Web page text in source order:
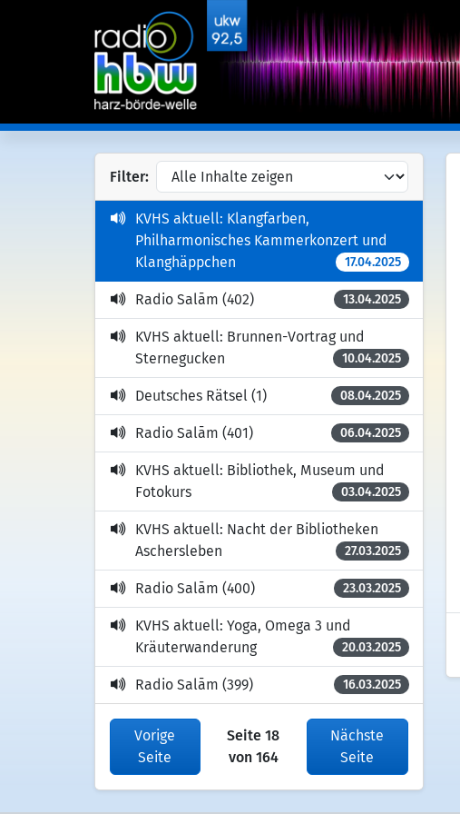
Filter:
KVHS aktuell: Klangfarben,
Philharmonisches Kammerkonzert und
Klanghäppchen
17.04.2025
Radio Salām (402) 13.04.2025
KVHS aktuell: Brunnen-Vortrag und
Sternegucken
10.04.2025
Deutsches Rätsel (1) 08.04.2025
Radio Salām (401) 06.04.2025
KVHS aktuell: Bibliothek, Museum und
Fotokurs
03.04.2025
KVHS aktuell: Nacht der Bibliotheken
Aschersleben
27.03.2025
Radio Salām (400) 23.03.2025
KVHS aktuell: Yoga, Omega 3 und
Kräuterwanderung
20.03.2025
Radio Salām (399) 16.03.2025
Vorige
Seite
Seite 18
von 164
Nächste
Seite